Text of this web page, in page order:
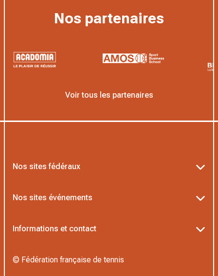
Nos partenaires
Voir tous les partenaires
Nos sites fédéraux
L’Institut Formation Tennis
Nos sites événements
Informations et contact
© Fédération française de tennis